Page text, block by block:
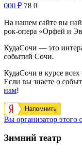
000 ₽ 78 0
На нашем сайте вы
рок-опера «Орфей и
КудаСочи — это
событий Сочи.
КудаСочи в курсе
Если вы знаете о
нам!
Напомнить
Вы организатор этого
Зимний театр